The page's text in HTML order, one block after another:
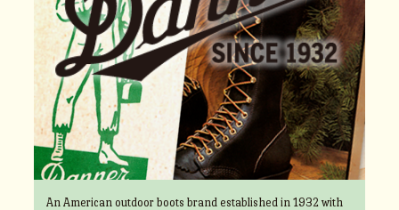
An American outdoor boots brand established in 1932 with